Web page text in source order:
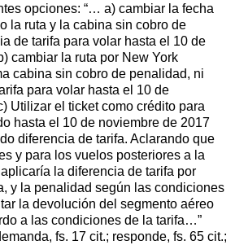
opciones: “… a) cambiar la fecha
la ruta y la cabina sin cobro de
de tarifa para volar hasta el 10 de
cambiar la ruta por New York
cabina sin cobro de penalidad, ni
para volar hasta el 10 de
Utilizar el ticket como crédito para
hasta el 10 de noviembre de 2017
diferencia de tarifa. Aclarando que
y para los vuelos posteriores a la
la diferencia de tarifa por
y la penalidad según las condiciones
la devolución del segmento aéreo
a las condiciones de la tarifa…”
fs. 17 cit.; responde, fs. 65 cit.;